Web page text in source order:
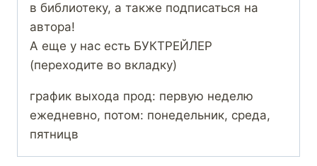
в библиотеку, а также подписаться на
автора!
А еще у нас есть БУКТРЕЙЛЕР
(переходите во вкладку)
график выхода прод: первую неделю
ежедневно, потом: понедельник, среда,
пятницв